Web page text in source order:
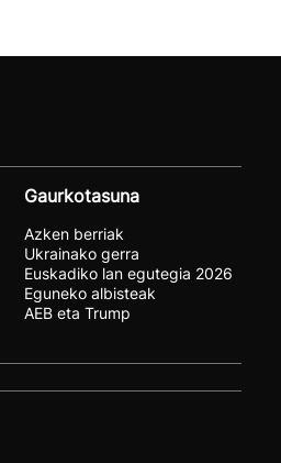
Gaurkotasuna
Azken berriak
Ukrainako gerra
Euskadiko lan egutegia 2026
Eguneko albisteak
AEB eta Trump